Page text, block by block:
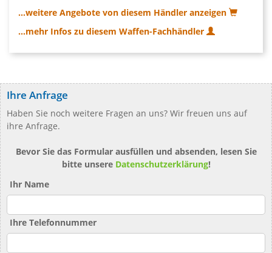
...weitere Angebote von diesem Händler anzeigen
...mehr Infos zu diesem Waffen-Fachhändler
Ihre Anfrage
Haben Sie noch weitere Fragen an uns? Wir freuen uns auf
ihre Anfrage.
Bevor Sie das Formular ausfüllen und absenden, lesen Sie
bitte unsere Datenschutzerklärung!
Ihr Name
Ihre Telefonnummer